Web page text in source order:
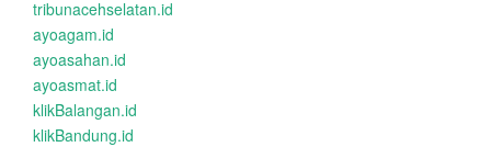
tribunacehselatan.id
ayoagam.id
ayoasahan.id
ayoasmat.id
klikBalangan.id
klikBandung.id